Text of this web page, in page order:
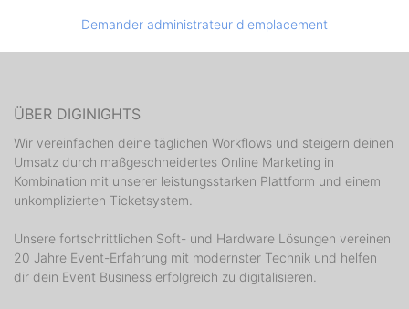
Demander administrateur d'emplacement
ÜBER DIGINIGHTS
Wir vereinfachen deine täglichen Workflows und steigern deinen
Umsatz durch maßgeschneidertes Online Marketing in
Kombination mit unserer leistungsstarken Plattform und einem
unkomplizierten Ticketsystem.
Unsere fortschrittlichen Soft- und Hardware Lösungen vereinen
20 Jahre Event-Erfahrung mit modernster Technik und helfen
dir dein Event Business erfolgreich zu digitalisieren.